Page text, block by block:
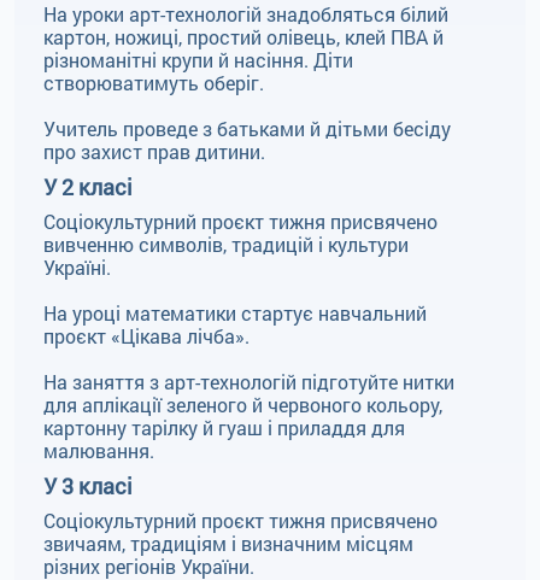
На уроки арт-технологій знадобляться білий
картон, ножиці, простий олівець, клей ПВА й
різноманітні крупи й насіння. Діти
створюватимуть оберіг.
Учитель проведе з батьками й дітьми бесіду
про захист прав дитини.
У 2 класі
Соціокультурний проєкт тижня присвячено
вивченню символів, традицій і культури
Україні.
На уроці математики стартує навчальний
проєкт «Цікава лічба».
На заняття з арт-технологій підготуйте нитки
для аплікації зеленого й червоного кольору,
картонну тарілку й гуаш і приладдя для
малювання.
У 3 класі
Соціокультурний проєкт тижня присвячено
звичаям, традиціям і визначним місцям
різних регіонів України.